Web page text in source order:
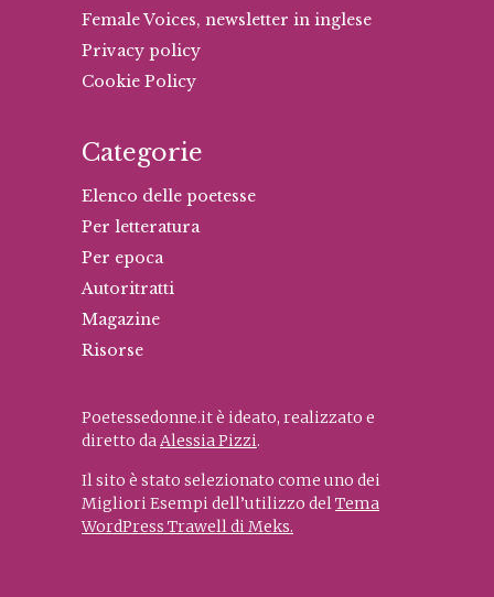
Female Voices, newsletter in inglese
Privacy policy
Cookie Policy
Categorie
Elenco delle poetesse
Per letteratura
Per epoca
Autoritratti
Magazine
Risorse
Poetessedonne.it è ideato, realizzato e
diretto daAlessia Pizzi.
Il sito è stato selezionato come uno dei
Migliori Esempi dell’utilizzo delTema
WordPress Trawell di Meks.